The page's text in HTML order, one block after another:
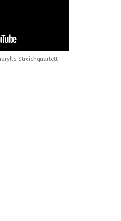
Streichquartett